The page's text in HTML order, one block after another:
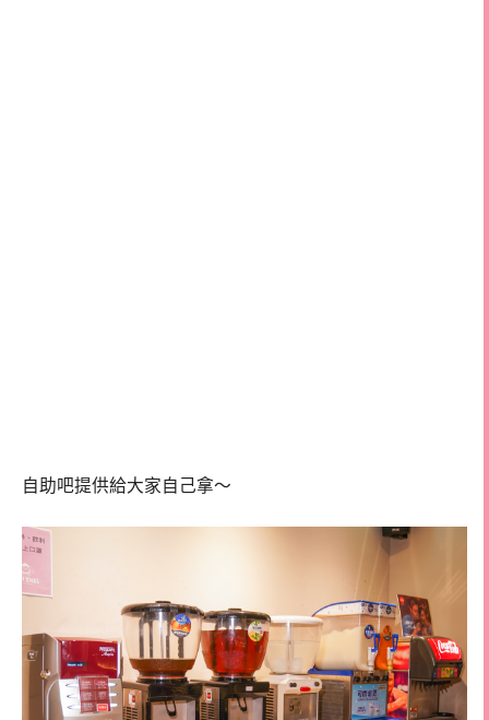
自助吧提供給大家自己拿～